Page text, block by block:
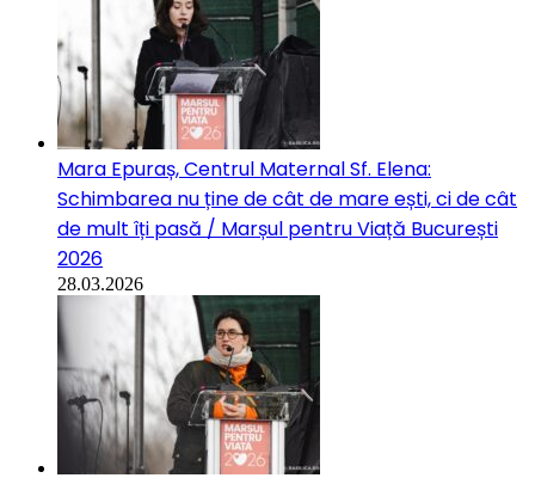
Mara Epuraș, Centrul Maternal Sf. Elena:
Schimbarea nu ține de cât de mare ești, ci de cât
de mult îți pasă / Marșul pentru Viață București
2026
28.03.2026